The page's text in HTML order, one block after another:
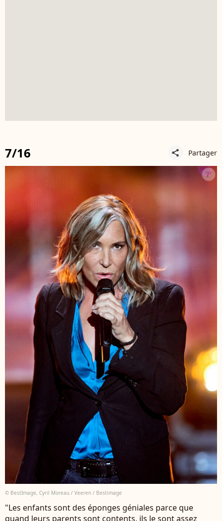
7/16 share Partager
© BestImage, Cyril Moreau / Veeren / Bestimage
"Les enfants sont des éponges géniales parce que
quand leurs parents sont contents, ils le sont assez